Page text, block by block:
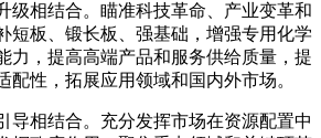
级相结合。瞄准科技革命、产业变革和
短板、锻长板、强基础，增强专用化学
力，提高高端产品和服务供给质量，提
配性，拓展应用领域和国内外市场。
导相结合。充分发挥市场在资源配置中